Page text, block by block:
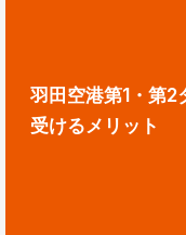
羽田空港第1・第2
受けるメリット